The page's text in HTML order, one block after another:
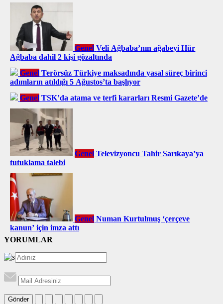
Genel Veli Ağbaba’nın ağabeyi Hür
Ağbaba dahil 2 kişi gözaltında
Genel Terörsüz Türkiye maksadında yasal süreç birinci
adımların atıldığı 5 Ağustos’ta başlıyor
Genel TSK’da atama ve terfi kararları Resmi Gazete’de
Genel Televizyoncu Tahir Sarıkaya’ya
tutuklama talebi
Genel Numan Kurtulmuş ‘çerçeve
kanun’ için imza attı
YORUMLAR
Gönder